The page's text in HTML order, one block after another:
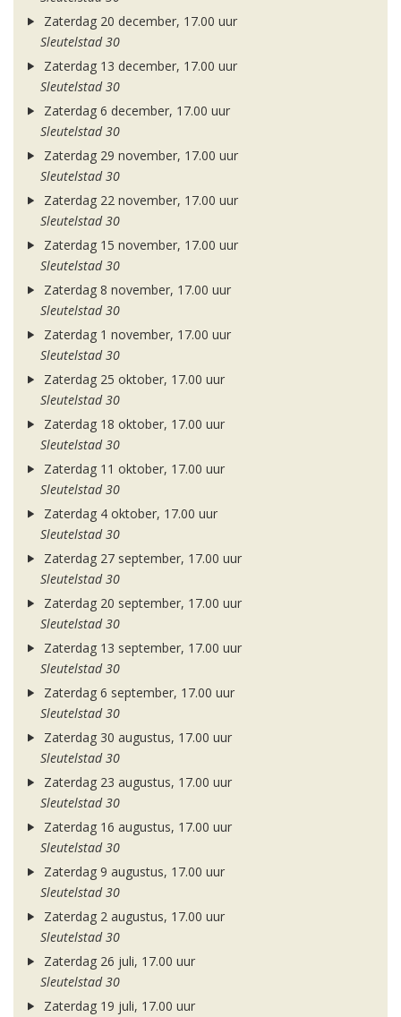
Zaterdag 20 december, 17.00 uur
Sleutelstad 30
Zaterdag 13 december, 17.00 uur
Sleutelstad 30
Zaterdag 6 december, 17.00 uur
Sleutelstad 30
Zaterdag 29 november, 17.00 uur
Sleutelstad 30
Zaterdag 22 november, 17.00 uur
Sleutelstad 30
Zaterdag 15 november, 17.00 uur
Sleutelstad 30
Zaterdag 8 november, 17.00 uur
Sleutelstad 30
Zaterdag 1 november, 17.00 uur
Sleutelstad 30
Zaterdag 25 oktober, 17.00 uur
Sleutelstad 30
Zaterdag 18 oktober, 17.00 uur
Sleutelstad 30
Zaterdag 11 oktober, 17.00 uur
Sleutelstad 30
Zaterdag 4 oktober, 17.00 uur
Sleutelstad 30
Zaterdag 27 september, 17.00 uur
Sleutelstad 30
Zaterdag 20 september, 17.00 uur
Sleutelstad 30
Zaterdag 13 september, 17.00 uur
Sleutelstad 30
Zaterdag 6 september, 17.00 uur
Sleutelstad 30
Zaterdag 30 augustus, 17.00 uur
Sleutelstad 30
Zaterdag 23 augustus, 17.00 uur
Sleutelstad 30
Zaterdag 16 augustus, 17.00 uur
Sleutelstad 30
Zaterdag 9 augustus, 17.00 uur
Sleutelstad 30
Zaterdag 2 augustus, 17.00 uur
Sleutelstad 30
Zaterdag 26 juli, 17.00 uur
Sleutelstad 30
Zaterdag 19 juli, 17.00 uur